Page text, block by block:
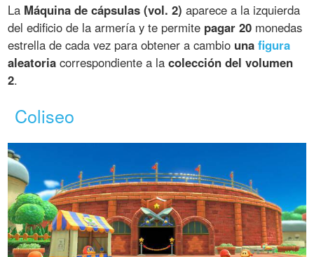
La Máquina de cápsulas (vol. 2) aparece a la izquierda
del edificio de la armería y te permite pagar 20 monedas
estrella de cada vez para obtener a cambio unafigura
aleatoria correspondiente a lacolección del volumen
2.
Coliseo